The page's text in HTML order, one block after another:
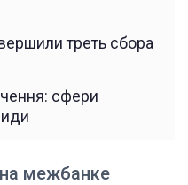
треть сбора
сфери
межбанке